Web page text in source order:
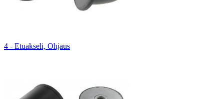
4 - Etuakseli, Ohjaus